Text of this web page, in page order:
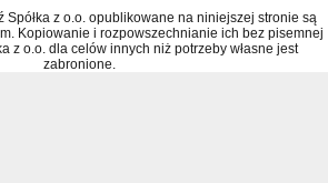
Spółka z o.o. opublikowane na niniejszej stronie są
Kopiowanie i rozpowszechnianie ich bez pisemnej
z o.o. dla celów innych niż potrzeby własne jest
zabronione.